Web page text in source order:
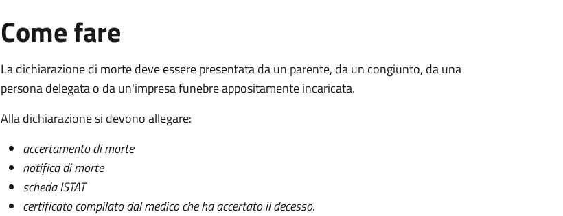
Come fare
La dichiarazione di morte deve essere presentata da un parente, da un congiunto, da una
persona delegata o da un'impresa funebre appositamente incaricata.
Alla dichiarazione si devono allegare:
accertamento di morte
notifica di morte
scheda ISTAT
certificato compilato dal medico che ha accertato il decesso.